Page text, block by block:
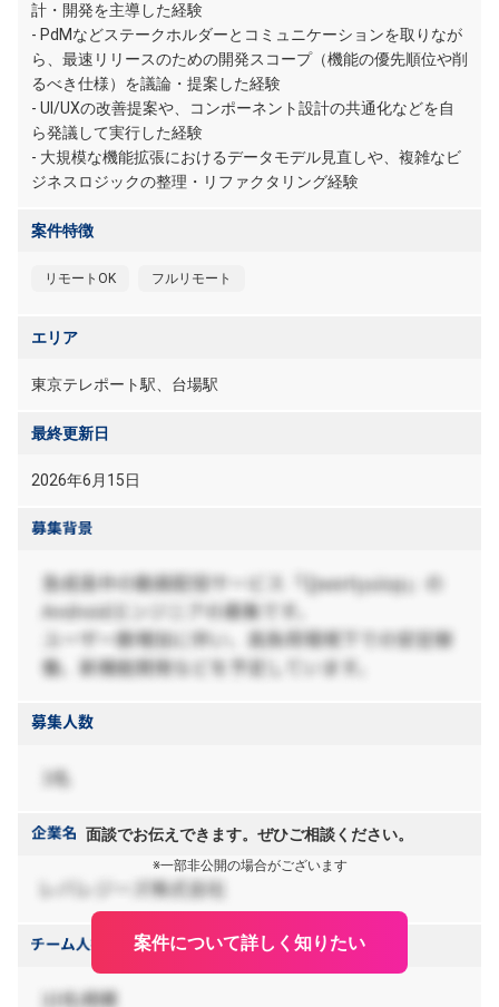
計・開発を主導した経験
- PdMなどステークホルダーとコミュニケーションを取りなが
ら、最速リリースのための開発スコープ（機能の優先順位や削
るべき仕様）を議論・提案した経験
- UI/UXの改善提案や、コンポーネント設計の共通化などを自
ら発議して実行した経験
- 大規模な機能拡張におけるデータモデル見直しや、複雑なビ
ジネスロジックの整理・リファクタリング経験
案件特徴
リモートOK フルリモート
エリア
東京テレポート駅、台場駅
最終更新日
2026年6月15日
面談でお伝えできます。ぜひご相談ください。
※一部非公開の場合がございます
案件について詳しく知りたい